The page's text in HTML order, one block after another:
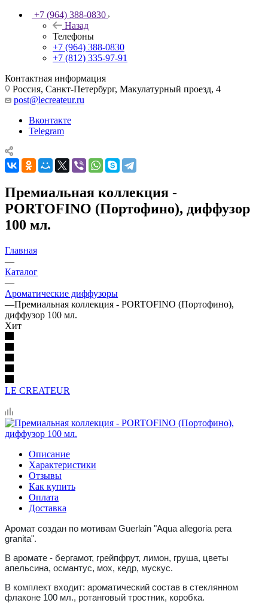
+7 (964) 388-0830
Назад
Телефоны
+7 (964) 388-0830
+7 (812) 335-97-91
Контактная информация
Россия, Санкт-Петербург, Макулатурный проезд, 4
post@lecreateur.ru
Вконтакте
Telegram
Премиальная коллекция -
PORTOFINO (Портофино), диффузор
100 мл.
Главная
—
Каталог
—
Ароматические диффузоры
—Премиальная коллекция - PORTOFINO (Портофино),
диффузор 100 мл.
Хит
LE CREATEUR
Описание
Характеристики
Отзывы
Как купить
Оплата
Доставка
Аромат создан по мотивам Guerlain "Aqua allegoria pera
granita".
В аромате - бергамот, грейпфрут, лимон, груша, цветы
апельсина, османтус, мох, кедр, мускус.
В комплект входит: ароматический состав в стеклянном
флаконе 100 мл., ротанговый тростник, коробка.